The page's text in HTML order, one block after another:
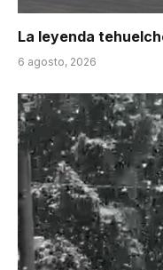
La leyenda
6 agosto, 2026